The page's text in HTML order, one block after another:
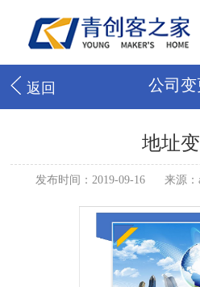
返回 公司变
地址
发布时间：2019-09-16 来源：